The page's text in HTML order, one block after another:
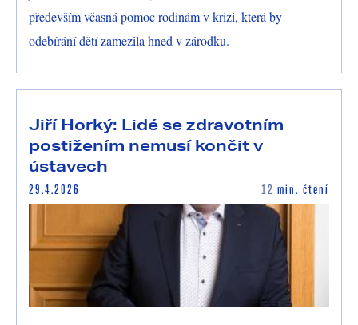
především včasná pomoc rodinám v krizi, která by
odebírání dětí zamezila hned v zárodku.
Jiří Horký: Lidé se zdravotním
postižením nemusí končit v
ústavech
29.4.2026 12 min. čtení